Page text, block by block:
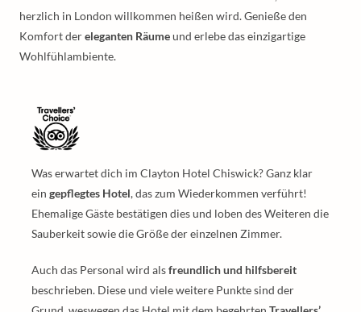
herzlich in London willkommen heißen wird. Genieße den
Komfort dereleganten Räumeund erlebe das einzigartige
Wohlfühlambiente.
Was erwartet dich im Clayton Hotel Chiswick? Ganz klar
ein gepflegtes Hotel, das zum Wiederkommen verführt!
Ehemalige Gäste bestätigen dies und loben des Weiteren die
Sauberkeit sowie die Größe der einzelnen Zimmer.
Auch das Personal wird alsfreundlich und hilfsbereit
beschrieben. Diese und viele weitere Punkte sind der